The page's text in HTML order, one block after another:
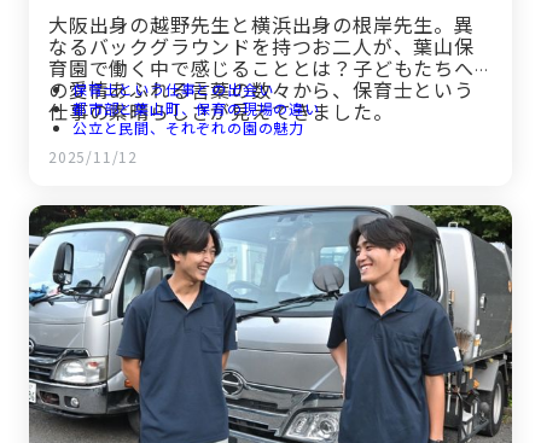
大阪出身の越野先生と横浜出身の根岸先生。異
なるバックグラウンドを持つお二人が、葉山保
育園で働く中で感じることとは？子どもたちへ
の愛情あふれる言葉の数々から、保育士という
仕事の素晴らしさが見えてきました。
保育士という仕事との出会い
都市部と葉山町、保育の現場の違い
公立と民間、それぞれの園の魅力
保育士としての成長と喜び
学ぶ姿勢を忘れずに、子どもたちを見守る
2025/11/12